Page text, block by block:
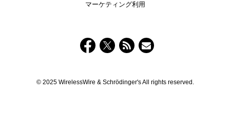
マーケティング利用
© 2025 WirelessWire & Schrödinger's All rights reserved.